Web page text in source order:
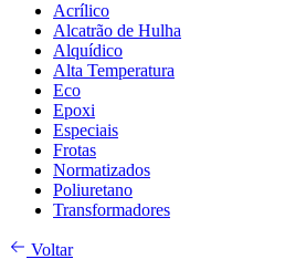
Acrílico
Alcatrão de Hulha
Alquídico
Alta Temperatura
Eco
Epoxi
Especiais
Frotas
Normatizados
Poliuretano
Transformadores
Voltar